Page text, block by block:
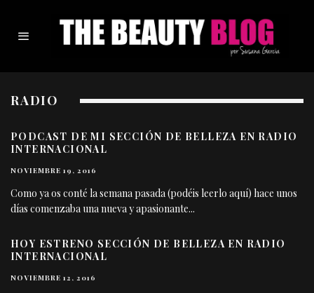
RADIO
PODCAST DE MI SECCIÓN DE BELLEZA EN RADIO
INTERNACIONAL
NOVIEMBRE 19, 2016
Como ya os conté la semana pasada (podéis leerlo aquí) hace unos
días comenzaba una nueva y apasionante...
HOY ESTRENO SECCIÓN DE BELLEZA EN RADIO
INTERNACIONAL
NOVIEMBRE 12, 2016